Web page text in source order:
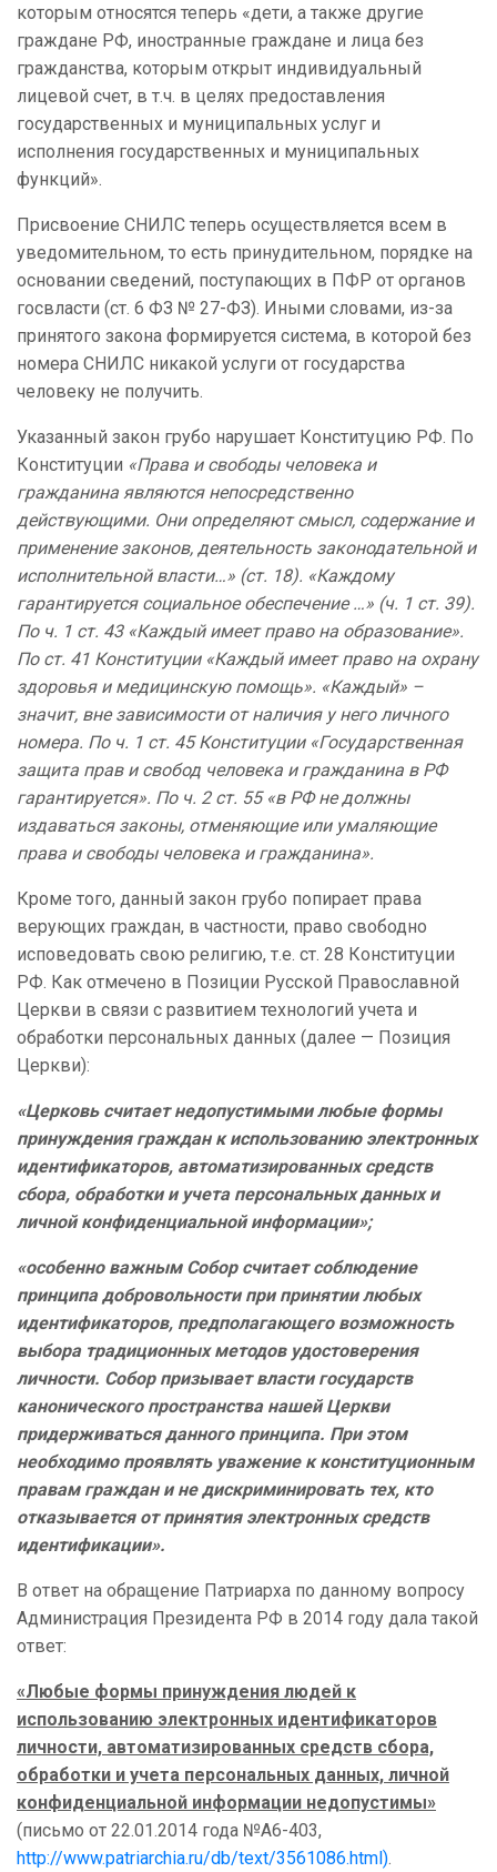
которым относятся теперь «дети, а также другие
граждане РФ, иностранные граждане и лица без
гражданства, которым открыт индивидуальный
лицевой счет, в т.ч. в целях предоставления
государственных и муниципальных услуг и
исполнения государственных и муниципальных
функций».
Присвоение СНИЛС теперь осуществляется всем в
уведомительном, то есть принудительном, порядке на
основании сведений, поступающих в ПФР от органов
госвласти (ст. 6 ФЗ № 27-ФЗ). Иными словами, из-за
принятого закона формируется система, в которой без
номера СНИЛС никакой услуги от государства
человеку не получить.
Указанный закон грубо нарушает Конституцию РФ. По
Конституции «Права и свободы человека и
гражданина являются непосредственно
действующими. Они определяют смысл, содержание и
применение законов, деятельность законодательной и
исполнительной власти…» (ст. 18). «Каждому
гарантируется социальное обеспечение …» (ч. 1 ст. 39).
По ч. 1 ст. 43 «Каждый имеет право на образование».
По ст. 41 Конституции «Каждый имеет право на охрану
здоровья и медицинскую помощь». «Каждый» –
значит, вне зависимости от наличия у него личного
номера. По ч. 1 ст. 45 Конституции «Государственная
защита прав и свобод человека и гражданина в РФ
гарантируется». По ч. 2 ст. 55 «в РФ не должны
издаваться законы, отменяющие или умаляющие
права и свободы человека и гражданина».
Кроме того, данный закон грубо попирает права
верующих граждан, в частности, право свободно
исповедовать свою религию, т.е. ст. 28 Конституции
РФ. Как отмечено в Позиции Русской Православной
Церкви в связи с развитием технологий учета и
обработки персональных данных (далее — Позиция
Церкви):
«Церковь считает недопустимыми любые формы
принуждения граждан к использованию электронных
идентификаторов, автоматизированных средств
сбора, обработки и учета персональных данных и
личной конфиденциальной информации»;
«особенно важным Собор считает соблюдение
принципа добровольности при принятии любых
идентификаторов, предполагающего возможность
выбора традиционных методов удостоверения
личности. Собор призывает власти государств
канонического пространства нашей Церкви
придерживаться данного принципа. При этом
необходимо проявлять уважение к конституционным
правам граждан и не дискриминировать тех, кто
отказывается от принятия электронных средств
идентификации».
В ответ на обращение Патриарха по данному вопросу
Администрация Президента РФ в 2014 году дала такой
ответ:
«Любые формы принуждения людей к
использованию электронных идентификаторов
личности, автоматизированных средств сбора,
обработки и учета персональных данных, личной
конфиденциальной информации недопустимы»
(письмо от 22.01.2014 года №А6-403,
http://www.patriarchia.ru/db/text/3561086.html).